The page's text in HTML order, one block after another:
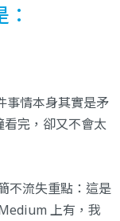
事情本身其實是矛
完，卻又不會太
不流失重點：這是
上有，我